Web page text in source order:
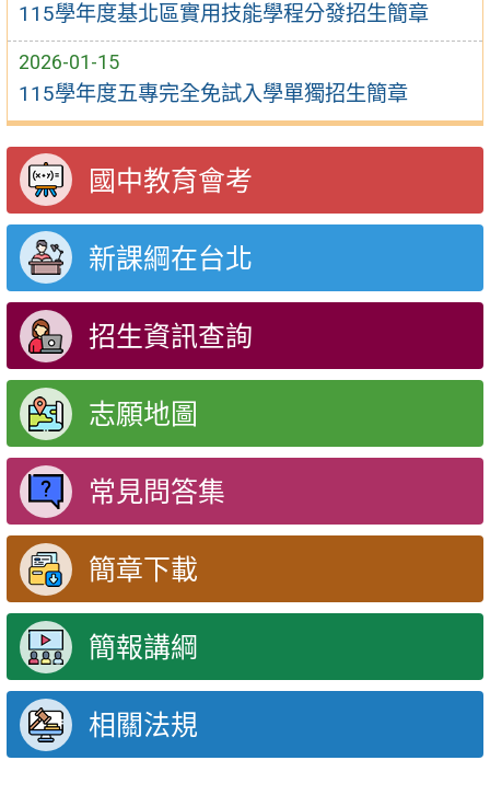
115學年度基北區實用技能學程分發招生簡章
2026-01-15
115學年度五專完全免試入學單獨招生簡章
國中教育會考
新課綱在台北
招生資訊查詢
志願地圖
常見問答集
簡章下載
簡報講綱
相關法規